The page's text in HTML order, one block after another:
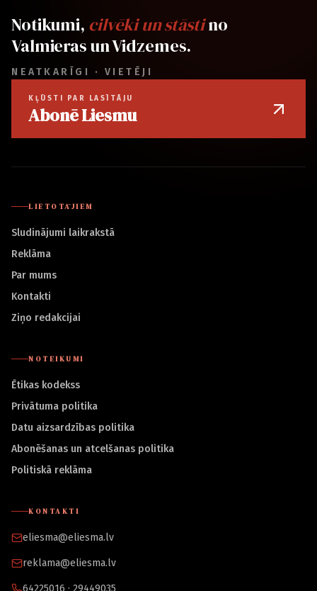
Notikumi, cilvēki un stāstino
Valmieras un Vidzemes.
NEATKARĪGI · VIETĒJI
KĻŪSTI PAR LASĪTĀJU
Abonē Liesmu
LIETOTĀJIEM
Sludinājumi laikrakstā
Reklāma
Par mums
Kontakti
Ziņo redakcijai
NOTEIKUMI
Ētikas kodekss
Privātuma politika
Datu aizsardzības politika
Abonēšanas un atcelšanas politika
Politiskā reklāma
KONTAKTI
eliesma@eliesma.lv
reklama@eliesma.lv